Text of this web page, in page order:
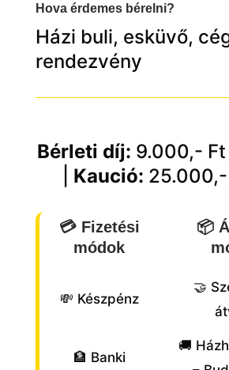
Hova érdemes bérelni?
Házi buli, esküvő,
rendezvény
Bérleti díj: 9.000,-
Kaució:
💳 Fizetési
módok
📦
💸 Készpénz
🤝
🏦 Banki
🚚